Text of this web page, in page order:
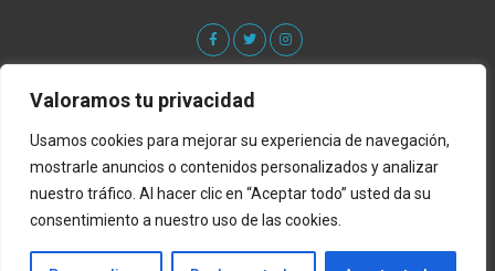
Valoramos tu privacidad
Usamos cookies para mejorar su experiencia de navegación,
mostrarle anuncios o contenidos personalizados y analizar
nuestro tráfico. Al hacer clic en “Aceptar todo” usted da su
consentimiento a nuestro uso de las cookies.
Acerca De Contacto Lista de Estrenos